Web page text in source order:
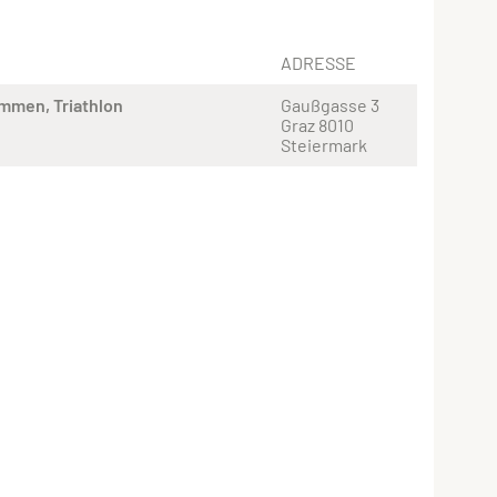
ADRESSE
Triathlon
Gaußgasse 3
Graz 8010
Steiermark